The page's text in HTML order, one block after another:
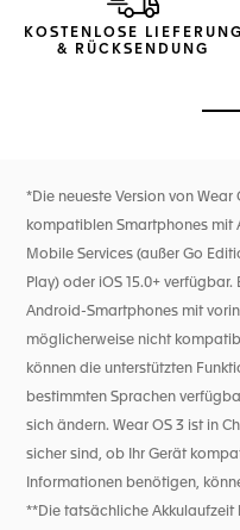
Die 42 mm große
connected watch, die
KOSTENLOSE LIEFERUNG
& RÜCKSENDUNG
*Die neueste Version von
kompatiblen Smartphones mit
Mobile Services (außer Go
Play) oder iOS 15.0+
Android-Smartphones mit
möglicherweise nicht
können die unterstützten
bestimmten Sprachen
sich ändern. Wear OS 3 ist in
sicher sind, ob Ihr Gerät
Informationen benötigen,
**Die tatsächliche Akkulaufzeit